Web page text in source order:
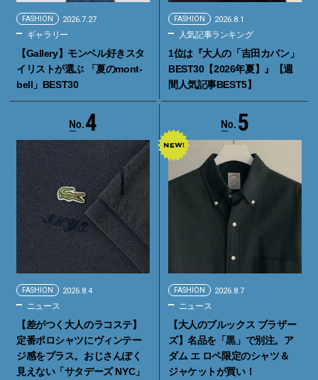
FASHION 2026.7.27
ギャラリー
【Gallery】モンベル好きスタ
イリストが選ぶ 「夏のmont-
bell」BEST30
FASHION 2026.8.1
人気記事ランキング
1位は『大人の「吉田カバン」
BEST30【2026年夏】』【週
間人気記事BEST5】
4
FASHION 2026.8.4
ニュース
【差がつく大人のラコステ】
定番ポロシャツにヴィンテー
ジ感をプラス。おじさんぽく
見えない「サタデーズ NYC」
5
FASHION 2026.8.7
ニュース
【大人のブルックス ブラザー
ズ】名品を「黒」で別注。ア
ダム エ ロペ限定のシャツ＆
ジャケットが買い！